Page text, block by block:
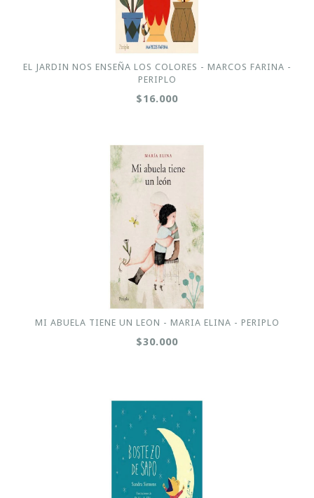
EL JARDIN NOS ENSEÑA LOS COLORES - MARCOS FARINA -
PERIPLO
$16.000
MI ABUELA TIENE UN LEON - MARIA ELINA - PERIPLO
$30.000